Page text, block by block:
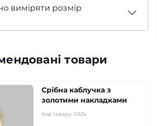
виміряти розмір
товари
Срібна каблучка з
золотими накладками
Код товару: 052к